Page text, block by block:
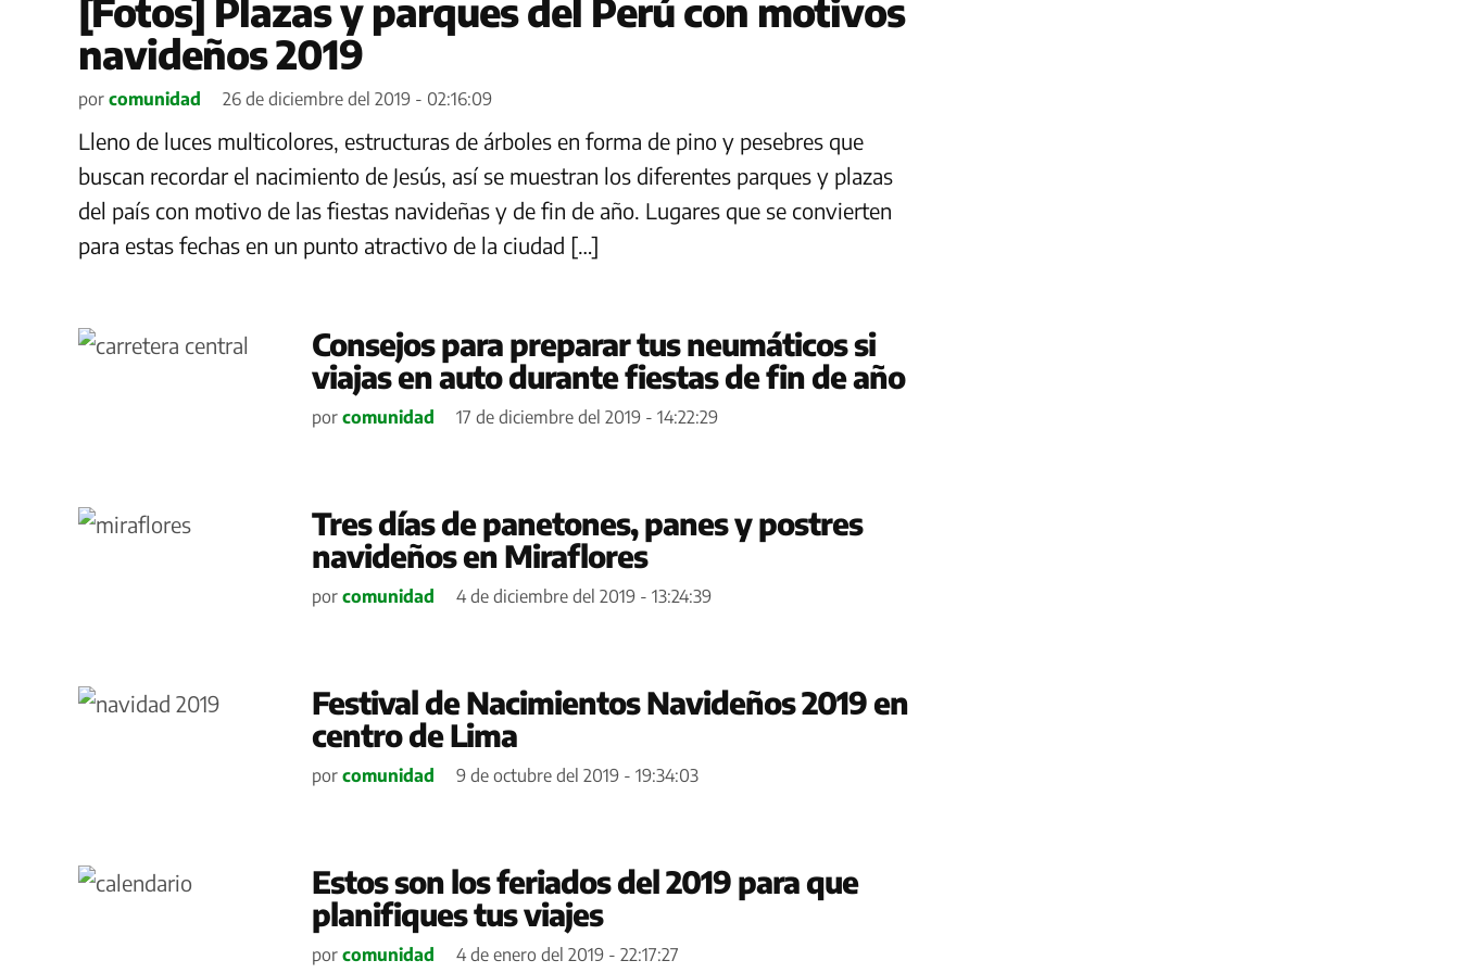
[Fotos] Plazas y parques del Perú con motivos
navideños 2019
por comunidad 26 de diciembre del 2019 - 02:16:09
Lleno de luces multicolores, estructuras de árboles en forma de pino y pesebres que
buscan recordar el nacimiento de Jesús, así se muestran los diferentes parques y plazas
del país con motivo de las fiestas navideñas y de fin de año. Lugares que se convierten
para estas fechas en un punto atractivo de la ciudad […]
Consejos para preparar tus neumáticos si
viajas en auto durante fiestas de fin de año
por comunidad 17 de diciembre del 2019 - 14:22:29
Tres días de panetones, panes y postres
navideños en Miraflores
por comunidad 4 de diciembre del 2019 - 13:24:39
Festival de Nacimientos Navideños 2019 en
centro de Lima
por comunidad 9 de octubre del 2019 - 19:34:03
Estos son los feriados del 2019 para que
planifiques tus viajes
por comunidad 4 de enero del 2019 - 22:17:27